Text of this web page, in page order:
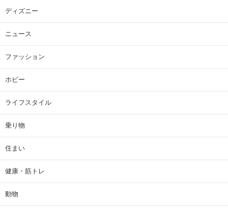
ディズニー
ニュース
ファッション
ホビー
ライフスタイル
乗り物
住まい
健康・筋トレ
動物